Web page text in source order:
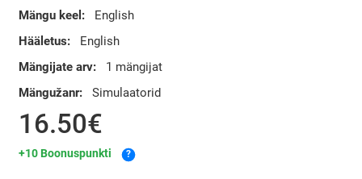
Mängu keel:
English
Hääletus:
English
Mängijate arv:
1 mängijat
Mängužanr:
Simulaatorid
16.50€
+10 Boonuspunkti ?